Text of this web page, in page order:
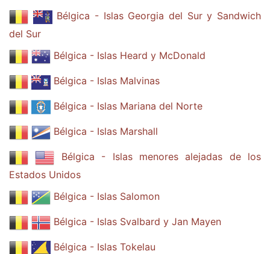
Bélgica - Islas Georgia del Sur y Sandwich
del Sur
Bélgica - Islas Heard y McDonald
Bélgica - Islas Malvinas
Bélgica - Islas Mariana del Norte
Bélgica - Islas Marshall
Bélgica - Islas menores alejadas de los
Estados Unidos
Bélgica - Islas Salomon
Bélgica - Islas Svalbard y Jan Mayen
Bélgica - Islas Tokelau